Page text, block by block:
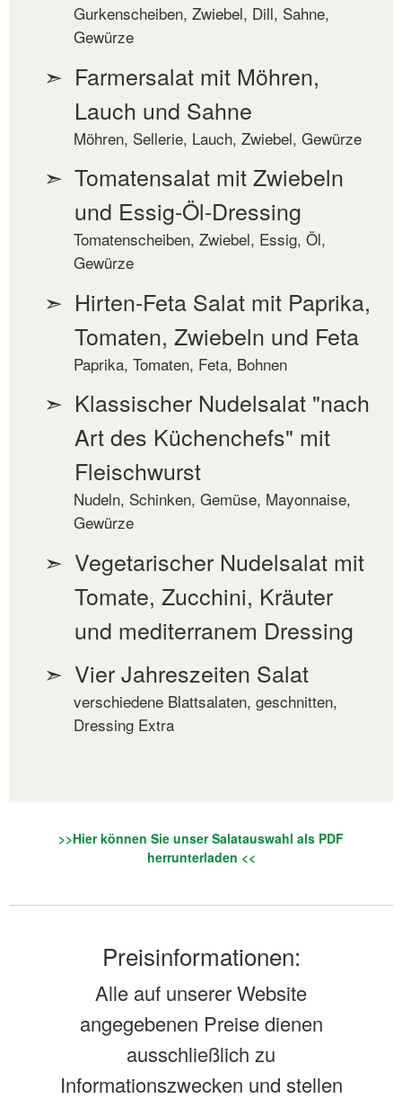
Gurkenscheiben, Zwiebel, Dill, Sahne,
Gewürze
Farmersalat mit Möhren,
Lauch und Sahne
Möhren, Sellerie, Lauch, Zwiebel, Gewürze
Tomatensalat mit Zwiebeln
und Essig-Öl-Dressing
Tomatenscheiben, Zwiebel, Essig, Öl,
Gewürze
Hirten-Feta Salat mit Paprika,
Tomaten, Zwiebeln und Feta
Paprika, Tomaten, Feta, Bohnen
Klassischer Nudelsalat "nach
Art des Küchenchefs" mit
Fleischwurst
Nudeln, Schinken, Gemüse, Mayonnaise,
Gewürze
Vegetarischer Nudelsalat mit
Tomate, Zucchini, Kräuter
und mediterranem Dressing
Vier Jahreszeiten Salat
verschiedene Blattsalaten, geschnitten,
Dressing Extra
>>Hier können Sie unser Salatauswahl als PDF
herrunterladen <<
Preisinformationen:
Alle auf unserer Website
angegebenen Preise dienen
ausschließlich zu
Informationszwecken und stellen